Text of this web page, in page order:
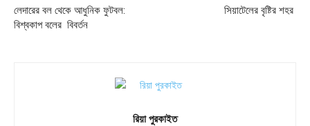
লেদারের বল থেকে আধুনিক ফুটবল:
বিশ্বকাপ বলের বিবর্তন
সিয়াটেলের বৃষ্টির শহর
রিয়া পুরকাইত